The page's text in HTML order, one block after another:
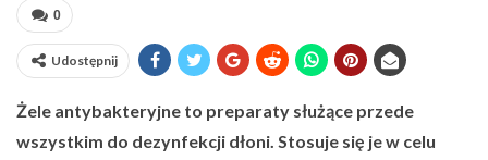
0
Udostępnij
Żele antybakteryjne to preparaty służące przede
wszystkim do dezynfekcji dłoni. Stosuje się je w celu